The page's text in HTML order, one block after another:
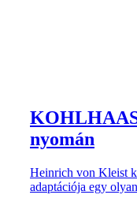
nyomán
Heinrich von Kleist
adaptációja egy